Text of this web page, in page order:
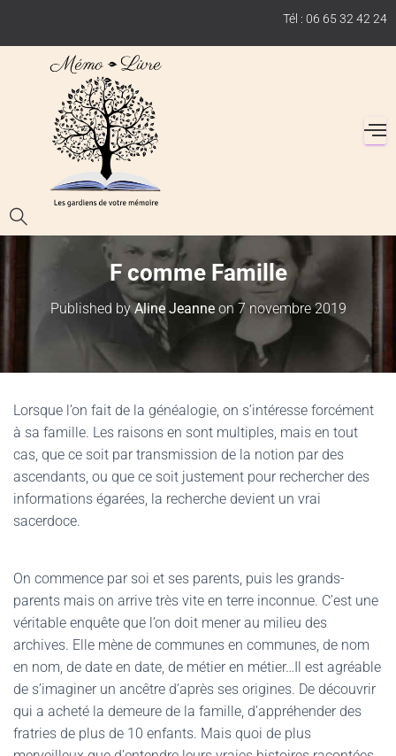
Tél : 06 65 32 42 24
F comme Famille
Published byAline Jeanneon7 novembre 2019
Lorsque l’on fait de la généalogie, on s’intéresse forcément
à sa famille. Les raisons en sont multiples, mais en tout
cas, que ce soit par transmission de la notion par des
ascendants, ou que ce soit justement pour rechercher des
informations égarées, la recherche devient un vrai
sacerdoce.
On commence par soi et ses parents, puis les grands-
parents mais on arrive très vite en terre inconnue. C’est une
véritable enquête que l’on doit mener au milieu des
archives. Elle mène de communes en communes, de nom
en nom, de date en date, de métier en métier…Il est agréable
de s’imaginer un ancêtre d’après ses origines. De découvrir
qui a acheté la demeure de la famille, d’appréhender des
fratries de plus de 10 enfants. Mais quoi de plus